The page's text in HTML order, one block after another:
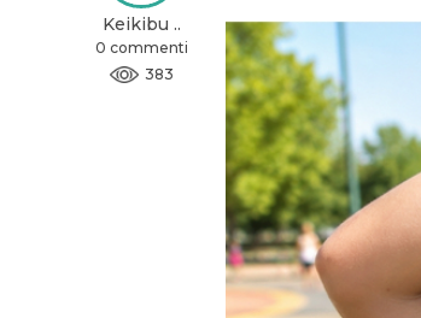
Keikibu ..
0 commenti
383